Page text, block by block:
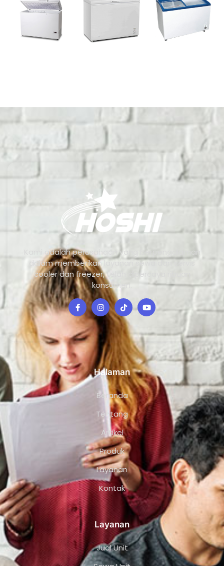
Kami adalah perusahaan yang berpengalaman
dalam memberikan layanan sewa dan servis
cooler dan freezer, telah dipercaya ribuan
konsumen.
Halaman
Beranda
Tentang
Artikel
Produk
Layanan
Kontak
Layanan
Jual Unit